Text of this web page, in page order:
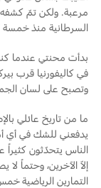
السعودية‬
الامارات
المتحدة
اليمن
Ford Protect لمحة عامة عن
باقة الخدمة
باقة العناية الفائقة
دعم المزامنة
تقنية 4 SYNC
السرطانية منذ خمسة
في كاليفورنيا قرب
وتصبح على لسان
ما من تاريخ عائلي
يدفعني للشك في أي
الناس يتحدّثون كثيراً
إلاّ الآخرين، وحتماً
التمارين الرياضية